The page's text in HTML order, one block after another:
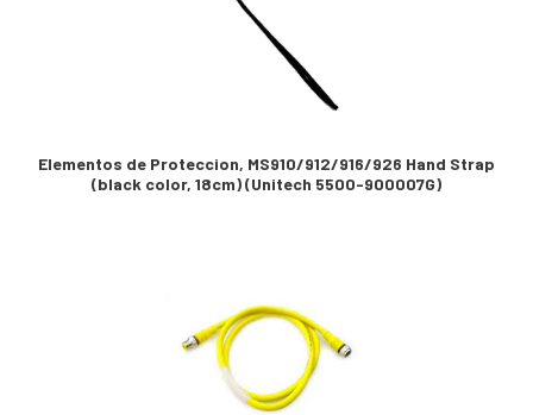
Elementos de Proteccion, MS910/912/916/926 Hand Strap
(black color, 18cm) (Unitech 5500-900007G)